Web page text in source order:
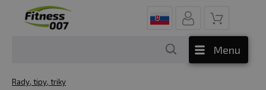
Menu
Rady, tipy, triky